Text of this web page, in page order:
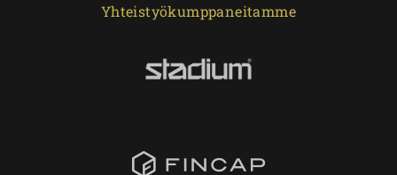
Yhteistyökumppaneitamme